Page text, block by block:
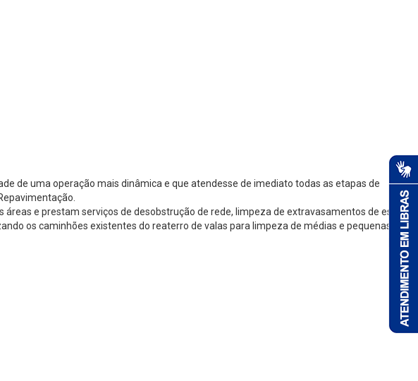
de uma operação mais dinâmica e que atendesse de imediato todas as etapas de
e prestam serviços de desobstrução de rede, limpeza de extravasamentos de esgoto,
os caminhões existentes do reaterro de valas para limpeza de médias e pequenas